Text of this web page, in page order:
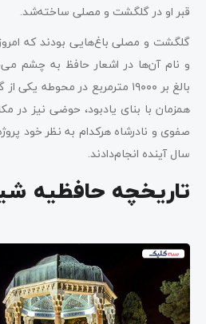
قبر او در گلگشت و مصلی ساخته‌شد.
گلگشت و مصلی باغ‌هایی بودند که
و نام آن‌ها در اشعار حافظ به چشم
بالغ بر ۱۹۰۰۰ مترمربع در
همزمان با بنای یادبود، حوضی نیز در
سال آینده انجام‌دادند.
تاریخچه حافظیه